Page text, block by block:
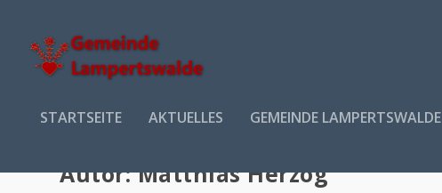
STARTSEITE AKTUELLES GEMEINDE LAMPERTSWALDE
Autor:Matthias Herzog